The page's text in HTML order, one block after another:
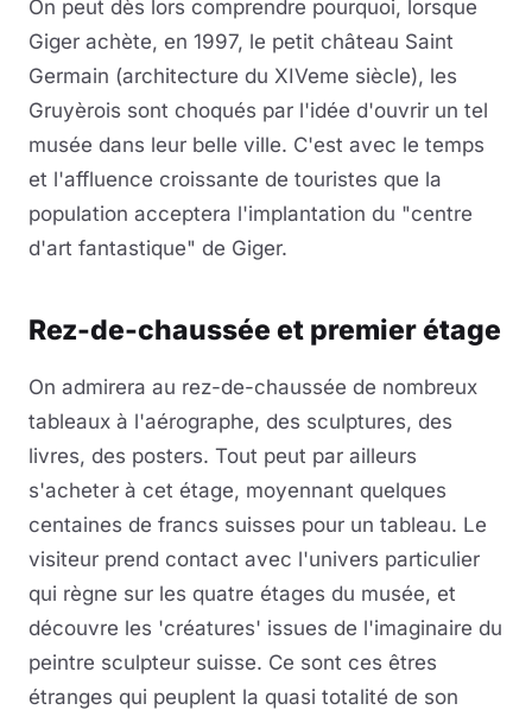
On peut dès lors comprendre pourquoi, lorsque
Giger achète, en 1997, le petit château Saint
Germain (architecture du XIVeme siècle), les
Gruyèrois sont choqués par l'idée d'ouvrir un tel
musée dans leur belle ville. C'est avec le temps
et l'affluence croissante de touristes que la
population acceptera l'implantation du "centre
d'art fantastique" de Giger.
Rez-de-chaussée et premier étage
On admirera au rez-de-chaussée de nombreux
tableaux à l'aérographe, des sculptures, des
livres, des posters. Tout peut par ailleurs
s'acheter à cet étage, moyennant quelques
centaines de francs suisses pour un tableau. Le
visiteur prend contact avec l'univers particulier
qui règne sur les quatre étages du musée, et
découvre les 'créatures' issues de l'imaginaire du
peintre sculpteur suisse. Ce sont ces êtres
étranges qui peuplent la quasi totalité de son